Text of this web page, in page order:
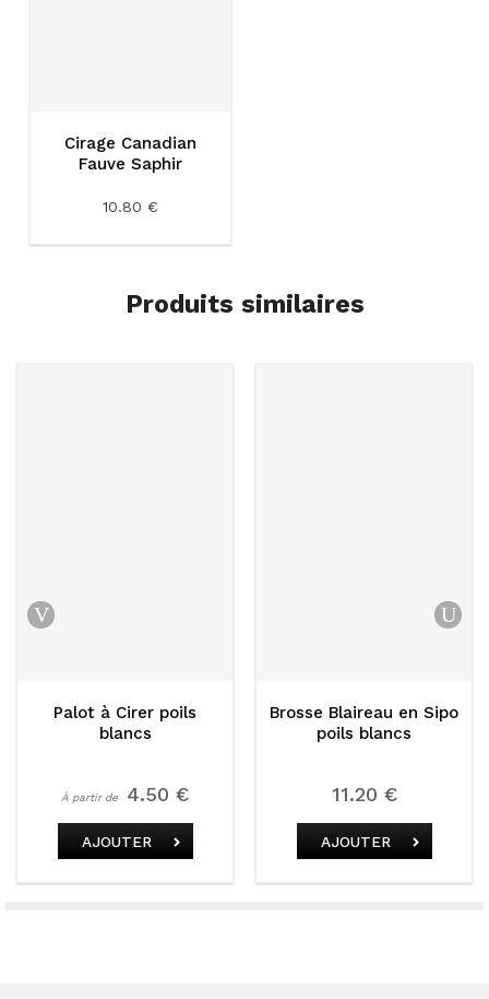
Cirage Canadian
Fauve Saphir
10.80 €
Produits similaires
Palot à Cirer poils
blancs
À partir de 4.50 €
AJOUTER
Brosse Blaireau en Sipo
poils blancs
11.20 €
AJOUTER